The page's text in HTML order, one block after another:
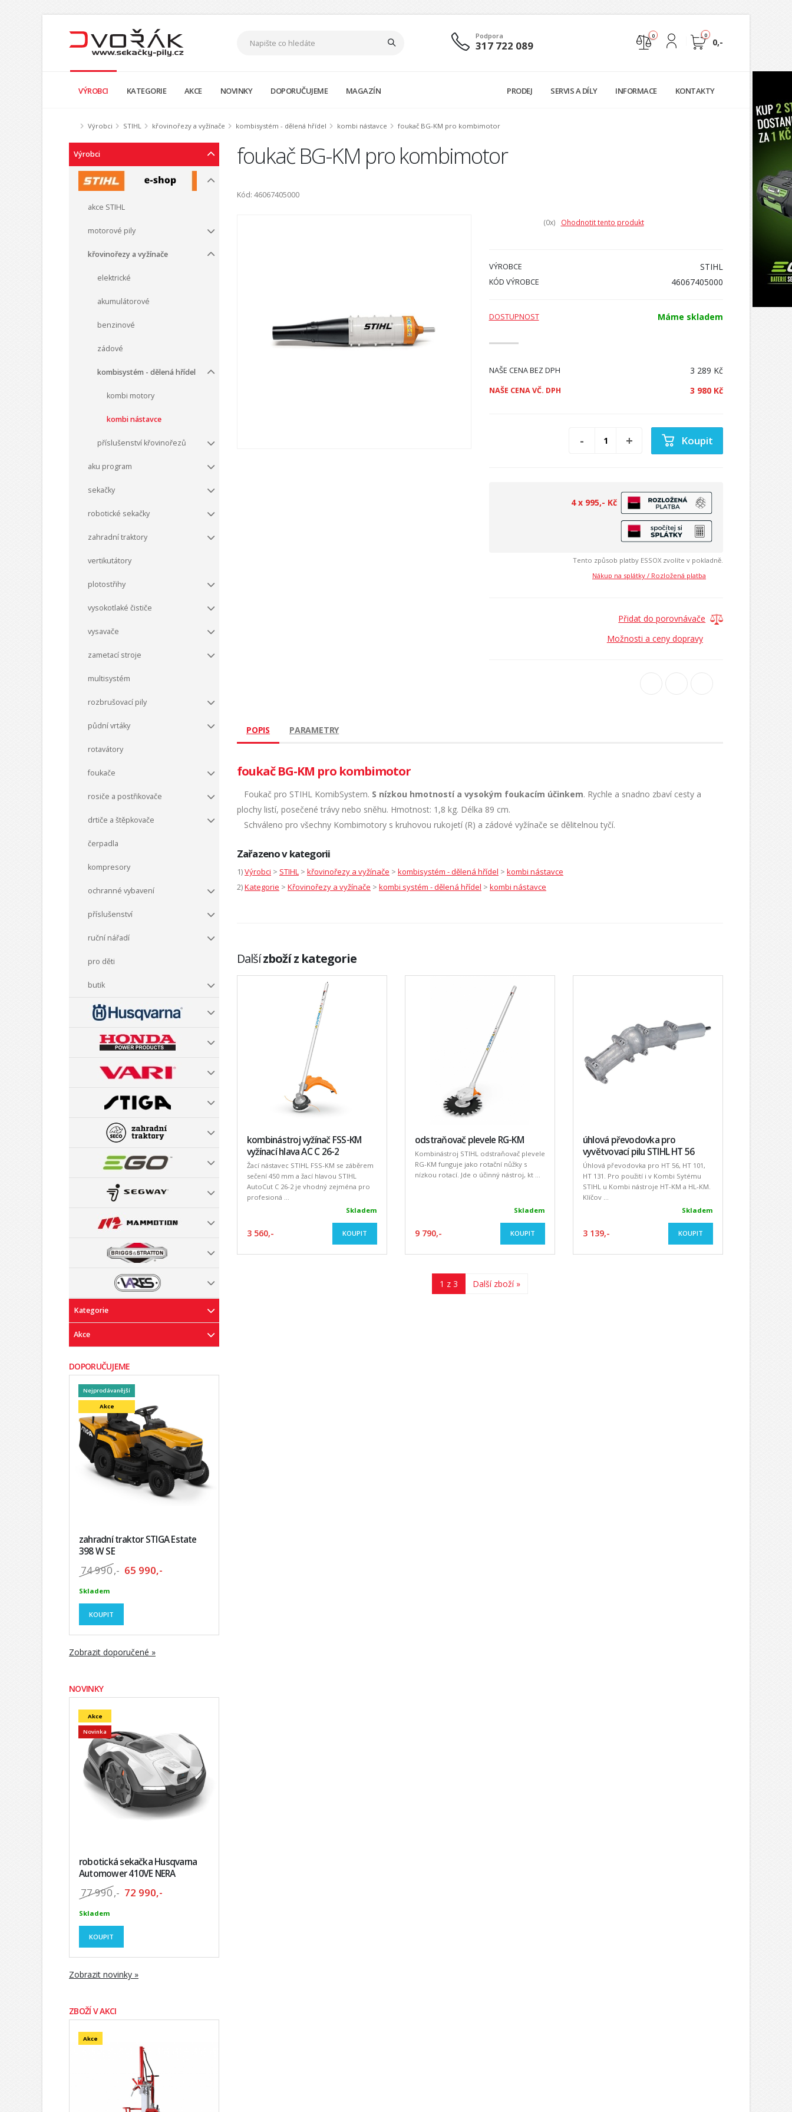
Podpora
317 722 089
0
0,-
0
VÝROBCI KATEGORIE AKCE NOVINKY DOPORUČUJEME MAGAZÍN PRODEJ SERVIS A DÍLY INFORMACE KONTAKTY
Výrobci STIHL křovinořezy a vyžínače kombisystém - dělená hřídel kombi nástavce foukač BG-KM pro kombimotor
Výrobci
akce STIHL
motorové pily
křovinořezy a vyžínače
elektrické
akumulátorové
benzinové
zádové
kombisystém - dělená hřídel
kombi motory
kombi nástavce
příslušenství křovinořezů
aku program
sekačky
robotické sekačky
zahradní traktory
vertikutátory
plotostřihy
vysokotlaké čističe
vysavače
zametací stroje
multisystém
rozbrušovací pily
půdní vrtáky
rotavátory
foukače
rosiče a postřikovače
drtiče a štěpkovače
čerpadla
kompresory
ochranné vybavení
příslušenství
ruční nářadí
pro děti
butik
Kategorie
Akce
DOPORUČUJEME
Nejprodávanější
Akce
zahradní traktor STIGA Estate
398 W SE
74 990,- 65 990,-
Skladem
KOUPIT
Zobrazit doporučené »
NOVINKY
Akce
Novinka
robotická sekačka Husqvarna
Automower 410VE NERA
77 990,- 72 990,-
Skladem
KOUPIT
Zobrazit novinky »
ZBOŽÍ V AKCI
Akce
foukač BG-KM pro kombimotor
Kód: 46067405000
(0x) Ohodnotit tento produkt
VÝROBCE STIHL
KÓD VÝROBCE 46067405000
DOSTUPNOST Máme skladem
NAŠE CENA BEZ DPH 3 289 Kč
NAŠE CENA VČ. DPH 3 980 Kč
Koupit
4 x 995,- Kč
Tento způsob platby ESSOX zvolíte v pokladně.
Nákup na splátky / Rozložená platba
Přidat do porovnávače
Možnosti a ceny dopravy
POPIS PARAMETRY
foukač BG-KM pro kombimotor
Foukač pro STIHL KomibSystem. S nízkou hmotností a vysokým foukacím účinkem. Rychle a snadno zbaví cesty a
plochy listí, posečené trávy nebo sněhu. Hmotnost: 1,8 kg. Délka 89 cm.
Schváleno pro všechny Kombimotory s kruhovou rukojetí (R) a zádové vyžínače se dělitelnou tyčí.
Zařazeno v kategorii
1)Výrobci > STIHL > křovinořezy a vyžínače > kombisystém - dělená hřídel > kombi nástavce
2)Kategorie > Křovinořezy a vyžínače > kombi systém - dělená hřídel > kombi nástavce
Dalšízboží z kategorie
kombinástroj vyžínač FSS-KM
vyžínací hlava AC C 26-2
Žací nástavec STIHL FSS-KM se záběrem
sečení 450 mm a žací hlavou STIHL
AutoCut C 26-2 je vhodný zejména pro
profesioná ...
Skladem
3 560,- KOUPIT
odstraňovač plevele RG-KM
Kombinástroj STIHL odstraňovač plevele
RG-KM funguje jako rotační nůžky s
nízkou rotací. Jde o účinný nástroj, kt ...
Skladem
9 790,- KOUPIT
úhlová převodovka pro
vyvětvovací pilu STIHL HT 56
Úhlová převodovka pro HT 56, HT 101,
HT 131. Pro použití i v Kombi Sytému
STIHL u Kombi nástroje HT-KM a HL-KM.
Klíčov ...
Skladem
3 139,- KOUPIT
1 z 3 Další zboží »